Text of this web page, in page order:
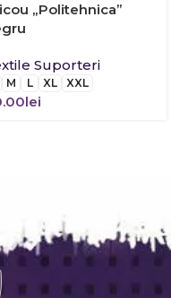
„Politehnica”
Suporteri
M L XL XXL
lei